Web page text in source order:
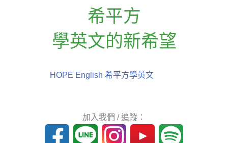
希平方
學英文的新希望
HOPE English 希平方學英文
加入我們 / 追蹤：